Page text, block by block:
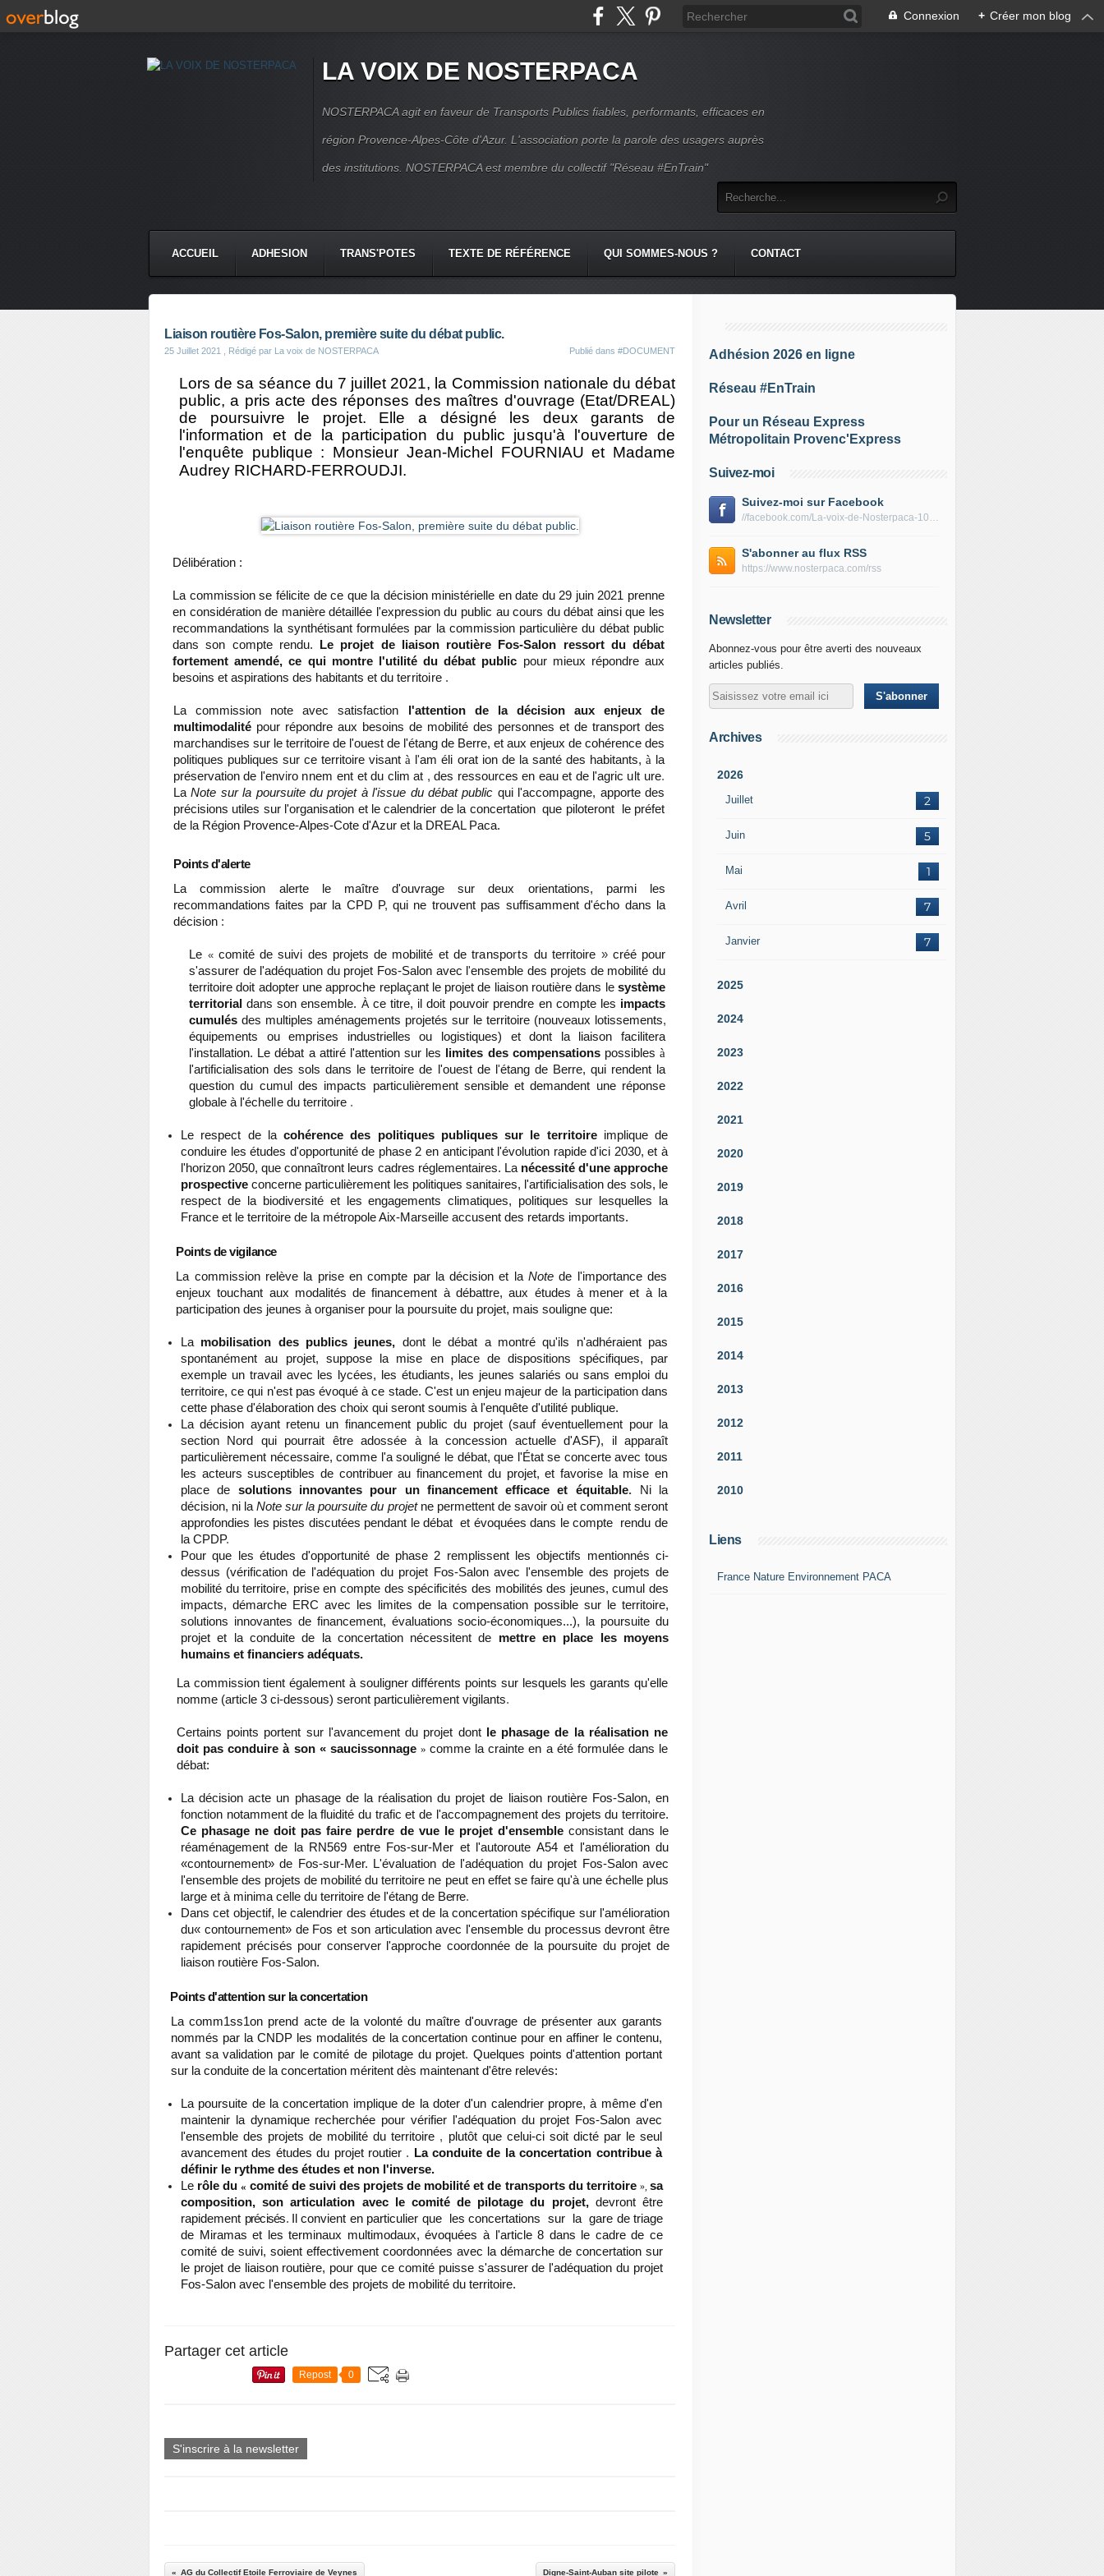
Connexion + Créer mon blog
LA VOIX DE NOSTERPACA
NOSTERPACA agit en faveur de Transports Publics fiables, performants, efficaces en
région Provence-Alpes-Côte d'Azur. L'association porte la parole des usagers auprès
des institutions. NOSTERPACA est membre du collectif "Réseau #EnTrain"
ACCUEIL ADHESION TRANS'POTES TEXTE DE RÉFÉRENCE QUI SOMMES-NOUS ? CONTACT
Liaison routière Fos-Salon, première suite du débat public.
25 Juillet 2021 , Rédigé par La voix de NOSTERPACA Publié dans #DOCUMENT
Lors de sa séance du 7 juillet 2021, la Commission nationale du débat
public, a pris acte des réponses des maîtres d'ouvrage (Etat/DREAL)
de poursuivre le projet. Elle a désigné les deux garants de
l'information et de la participation du public jusqu'à
l'ouverture de
l'enquête publique : Monsieur Jean-Michel FOURNIAU et Madame
Audrey RICHARD-FERROUDJI.
Délibération :
La commission se félicite de ce que la décision ministérielle en date du 29 juin 2021 prenne
en considération de manière détaillée l'expression du public au cours du débat ainsi que les
recommandations la synthétisant formulées par la commission particulière du débat public
dans son compte rendu.
Le projet de liaison routière Fos-Salon ressort du débat
fortement amendé, ce qui montre l'utilité du débat public pour mieux répondre aux
besoins et aspirations des habitants et du territoire .
La commission note avec satisfaction
l'attention de la décision aux enjeux de
multimodalité pour répondre aux besoins de mobilité des personnes et de transport des
marchandises sur le territoire de l'ouest de l'étang de Berre, et aux enjeux de cohérence des
politiques publiques sur ce territoire visantà l'am éli orat ion de la santé des habitants, à la
préservation de l'enviro nnement et du clim at ,des ressources en eau et de l'agric ult ure.
LaNote sur la poursuite du projet à l'issue du débat public qui l'accompagne, apporte des
précisions utiles sur l'organisation et le calendrier de la concertation que piloteront le préfet
de la Région Provence-Alpes-Cote d'Azur et la DREAL Paca.
Points d'alerte
La commission alerte le maître d'ouvrage sur deux orientations, parmi les
recommandations faites par la CPD P, qui ne trouvent pas suffisamment d'écho dans la
décision :
Le « comité de suivi des projets de mobilité et detransportsdu territoire » créé pour
s'assurer de l'adéquation du projet Fos-Salon avec l'ensemble des projets de mobilité du
territoire doit adopter une approche replaçant le projet de liaison routière dans le système
territorialdans son ensemble. À ce titre, il doit pouvoir prendre en compte les impacts
cumulésdes multiples aménagements projetés sur le territoire (nouveaux lotissements,
équipements ou emprises industrielles ou logistiques) et dont la liaison facilitera
l'installation. Le débat a attiré l'attention sur les
limites des compensations possiblesà
l'artificialisation des sols dans le territoire de l'ouest de l 'étang de Berre, qui rendent la
question du cumul des impacts particulièrement sensible et demandent une réponse
globale à l'échel e du territoire .
Le respect de la cohérence des politiques publiques sur le territoire implique de
conduire les études d'opportunité de phase 2 en anticipant l'évolution rapide d'ici 2030, et à
l'horizon 2050, que connaîtront leurs cadres réglementaires. La nécessité d'une approche
prospective concerne particulièrement les politiques sanitaires, l'artificialisation des sols, le
respect de la biodiversité et les engagements climatiques, politiques sur lesquelles la
France et le territoire de la métropole Aix-Marseille accusent des retards importants.
Points de vigilance
La commission relève la prise en compte par la décision et laNotede l'importance des
enjeux touchant aux modalités de financement à débattre, aux études à mener et à la
participation des jeunes à organiser pour la poursuite du projet, mais souligne que:
La mobilisation des publics jeunes, dont le débat a montré qu'ils n'adhéraient pas
spontanément au projet, suppose la mise en place de dispositions spécifiques, par
exemple un travail avec les lycées, les étudiants, les jeunes salariés ou sans emploi du
territoire, ce qui n'est pas évoqué à ce stade. C'est un enjeu majeur de la participation dans
cette phase d'élaboration des choix qui seront soumis à l'enquête d'utilité publique.
La décision ayant retenu un financement public du projet (sauf éventuellement pour la
section Nord qui pourrait être adossée à la concession actuelle d'ASF), il apparaît
particulièrement nécessaire, comme l'a souligné le débat, que l'État se concerte avec tous
les acteurs susceptibles de contribuer au financement du projet, et favorise la mise en
place de solutions innovantes pour un financement efficace et équitable.
Ni la
décision, ni laNote sur la poursuite du projet ne permettent de savoir où et comment seront
approfondies les pistes discutées pendant le débat et évoquées dans le compte rendu de
la CPDP.
Pour que les études d'opportunité de phase 2 remplissent les objectifs mentionnés ci­
dessus (vérification de l'adéquation du projet Fos-Salon avec l'ensemble des projets de
mobilité du territoire, prise en compte des spécificités des mobilités des jeunes, cumul des
impacts, démarche ERC avec les limites de la compensation possible sur le territoire,
solutions innovantes de financement, évaluations socio-économiques...), la poursuite du
projet et la conduite de la concertation nécessitent de mettre en place les moyens
humains et financiers adéquats.
La commission tient également à souligner différents points sur lesquels les garants qu'elle
nomme (article 3 ci-dessous) seront particulièrement vigilants.
Certains points portent sur l'avancement du projet dont
le phasage de la réalisation ne
doit pas conduire à son « saucissonnage » comme la crainte en a été formulée dans le
débat:
La décision acte un phasage de la réalisation du projet de liaison routière Fos-Salon, en
fonction notamment de la fluidité du trafic et de l'accompagnement des projets du territoire.
Ce phasage ne doit pas faire perdre de vue le projet d'ensemble consistant dans le
réaménagement de la RN569 entre Fos-sur-Mer et l'autoroute A54 et l'amélioration du
«contournement» de Fos-sur-Mer. L'évaluation de l'adéquation du projet Fos-Salon avec
l'ensemble des projets de mobilité du territoire ne peut en effet se faire qu'à une échelle plus
large et à minima celle du territoire de l'étang de Berre.
Dans cet objectif, le calendrier des études et de la concertation spécifique sur l'amélioration
du« contournement» de Fos et son articulation avec l'ensemble du processus devront être
rapidement précisés pour conserver l'approche coordonnée de la poursuite du projet de
liaison routière Fos-Salon.
Points d'attention sur la concertation
La comm1ss1on prend acte de la volonté du maître d'ouvrage de présenter aux garants
nommés par la CNDP les modalités de la concertation continue pour en affiner le contenu,
avant sa validation par le comité de pilotage du projet. Quelques points d'attention portant
sur la conduite de la concertation méritent dès maintenant d'être relevés:
La poursuite de la concertation implique de la doter d'un calendrier propre, à même d'en
maintenir la dynamique recherchée pour vérifier l'adéquation du projet Fos-Salon avec
l'ensemble des projets de mobilité du territoire , plutôt que celui-ci soit dicté par le seul
avancement des études du projet routier .
La conduite de la concertation contribue à
définir le rythme des études et non l'inverse.
Le rôle du« comité de suivi des projets de mobilité et de transports du territoire »,sa
composition, son articulation avec le comité de pilotage du projet, devront être
rapidement précisés.
Il convient en particulier que les concertations sur la gare de triage
de Miramas et les terminaux multimodaux, évoquées à l'article 8 dans le cadre de ce
comité de suivi, soient effectivement coordonnées avec la démarche de concertation sur
le projet de liaison routière, pour que ce comité puisse s'assurer de l'adéquation du projet
Fos-Salon avec l'ensemble des projets de mobilité du territoire.
Partager cet article
Repost 0
S'inscrire à la newsletter
AG du Collectif Etoile Ferroviaire de Veynes Digne-Saint-Auban site pilote
Adhésion 2026 en ligne
Réseau #EnTrain
Pour un Réseau Express
Métropolitain Provenc'Express
Suivez-moi
Suivez-moi sur Facebook
//facebook.com/La-voix-de-Nosterpaca-106434384284735
S'abonner au flux RSS
https://www.nosterpaca.com/rss
Newsletter
Abonnez-vous pour être averti des nouveaux
articles publiés.
Archives
2026
Juillet 2
Juin 5
Mai 1
Avril 7
Janvier 7
2025
2024
2023
2022
2021
2020
2019
2018
2017
2016
2015
2014
2013
2012
2011
2010
Liens
France Nature Environnement PACA